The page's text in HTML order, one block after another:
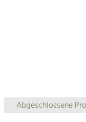
Abgeschlossene